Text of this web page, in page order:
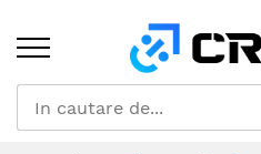
Continut